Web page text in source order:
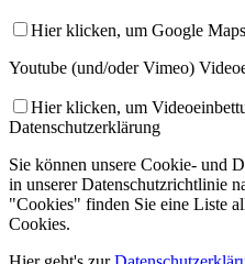
Hier klicken, um Google
Youtube (und/oder Vimeo)
Hier klicken, um
Datenschutzerklärung
Sie können unsere Cookie- und
in unserer Datenschutzrichtlinie
"Cookies" finden Sie eine Liste
Cookies.